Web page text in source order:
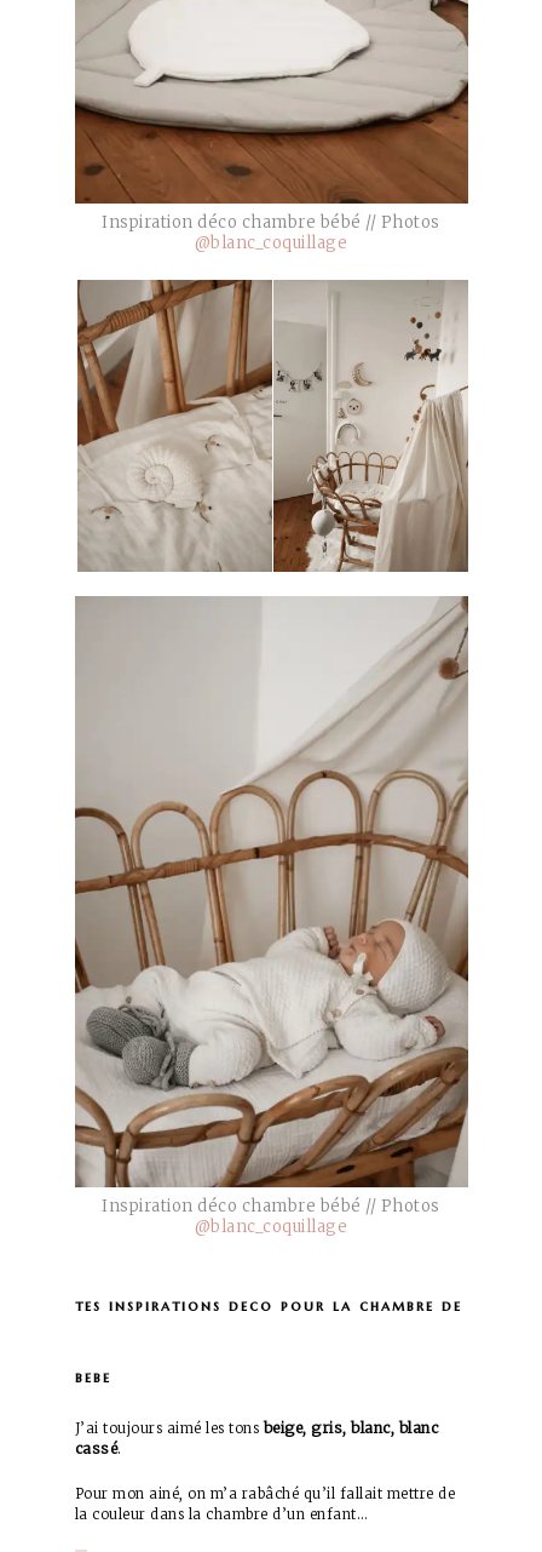
Inspiration déco chambre bébé // Photos
@blanc_coquillage
Inspiration déco chambre bébé // Photos
@blanc_coquillage
tes inspirations deco pour la chambre de
bebe
J’ai toujours aimé les tonsbeige, gris, blanc, blanc
cassé.
Pour mon ainé, on m’a rabâché qu’il fallait mettre de
la couleur dans la chambre d’un enfant…